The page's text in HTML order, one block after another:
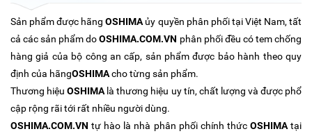
Sản phẩm được hãngOSHIMA ủy quyền phân phối tại Việt Nam, tất
cả các sản phẩm doOSHIMA.COM.VN phân phối đều có tem chống
hàng giả của bộ công an cấp, sản phẩm được bảo hành theo quy
định của hãngOSHIMAcho từng sản phẩm.
Thương hiệu OSHIMA là thương hiệu uy tín, chất lượng và được phổ
cập rộng rãi tới rất nhiều người dùng.
OSHIMA.COM.VN tự hào là nhà phân phối chính thức OSHIMAtại